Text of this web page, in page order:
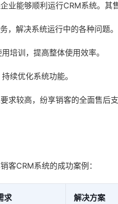
业能够顺利运行CRM系统。其
，解决系统运行中的各种问题。
培训，提高整体使用效率。
续优化系统功能。
求较高，纷享销客的全面售后
客CRM系统的成功案例：
求 解决方案